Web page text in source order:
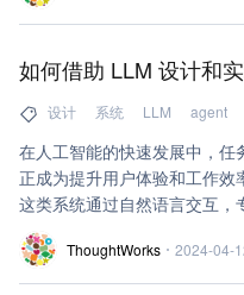
式”。此外，我们还有一些候
式AI与普通AI(甚至统计技术)
然生成式AI显然是闪亮的新事
问题更适合用非生成式AI技术
如何借助 LLM 设计和
设计 系统 LLM agent
在人工智能的快速发展中，任
正成为提升用户体验和工作效
这类系统通过自然语言交互，
特定任务，如预订酒店或查询
上的开源框架如 Rasa 和
Framework 在对话理解和管
ThoughtWorks 2024-04-